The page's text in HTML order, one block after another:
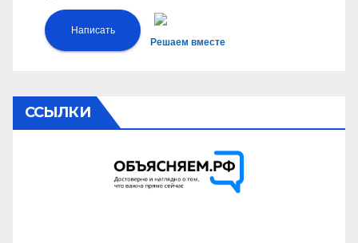
Написать
Решаем вместе
ССЫЛКИ